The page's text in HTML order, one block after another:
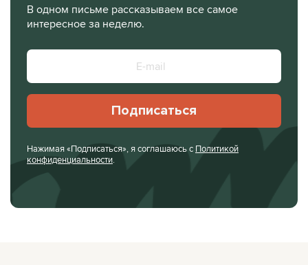
В одном письме рассказываем все самое
интересное за неделю.
Подписаться
Нажимая «Подписаться», я соглашаюсь с Политикой
конфиденциальности.